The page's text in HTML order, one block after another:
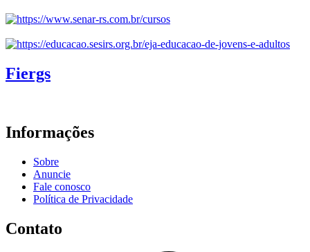
Fiergs
Informações
Sobre
Anuncie
Fale conosco
Política de Privacidade
Contato